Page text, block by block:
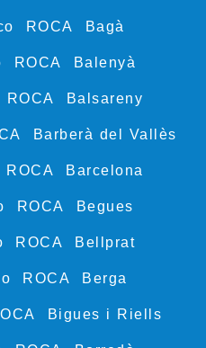
ROCA Bagà
ROCA Balenyà
Balsareny
Barberà del Vallès
Barcelona
ROCA Begues
ROCA Bellprat
ROCA Berga
Bigues i Riells